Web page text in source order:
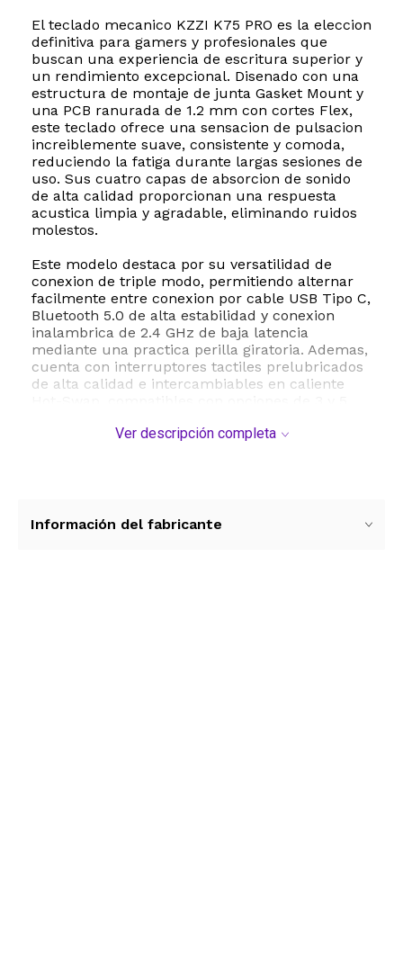
El teclado mecanico KZZI K75 PRO es la eleccion
definitiva para gamers y profesionales que
buscan una experiencia de escritura superior y
un rendimiento excepcional. Disenado con una
estructura de montaje de junta Gasket Mount y
una PCB ranurada de 1.2 mm con cortes Flex,
este teclado ofrece una sensacion de pulsacion
increiblemente suave, consistente y comoda,
reduciendo la fatiga durante largas sesiones de
uso. Sus cuatro capas de absorcion de sonido
de alta calidad proporcionan una respuesta
acustica limpia y agradable, eliminando ruidos
molestos.
Este modelo destaca por su versatilidad de
conexion de triple modo, permitiendo alternar
facilmente entre conexion por cable USB Tipo C,
Bluetooth 5.0 de alta estabilidad y conexion
inalambrica de 2.4 GHz de baja latencia
mediante una practica perilla giratoria. Ademas,
cuenta con interruptores tactiles prelubricados
de alta calidad e intercambiables en caliente
experiencia de escritura sin necesidad de soldar.
LED que muestra el nivel de bateria en tiempo
Ver descripción completa
Información del fabricante